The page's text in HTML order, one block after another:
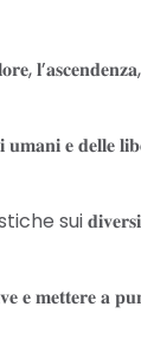
𝐥’𝐚𝐬𝐜𝐞𝐧𝐝𝐞𝐧𝐳𝐚,
𝐮𝐦𝐚𝐧𝐢 𝐞 𝐝𝐞𝐥𝐥𝐞
𝐝𝐢𝐯𝐞𝐫𝐬𝐢
𝐚